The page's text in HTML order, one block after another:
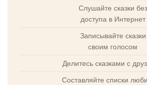
Слушайте сказки без
доступа в Интернет
Записывайте сказки
своим голосом
Делитесь сказками с
Составляйте списки